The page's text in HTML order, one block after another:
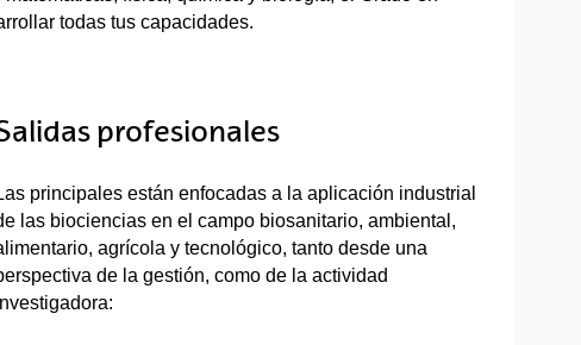
todas tus capacidades.
profesionales
principales están enfocadas a la aplicación industrial
las biociencias en el campo biosanitario, ambiental,
agrícola y tecnológico, tanto desde una
de la gestión, como de la actividad